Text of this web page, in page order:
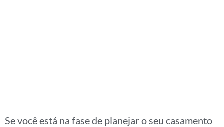
Se você está na fase de planejar o seu casamento